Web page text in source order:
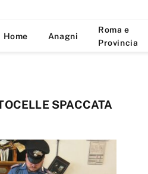
Home Anagni
Roma e
Provincia
SPACCATA